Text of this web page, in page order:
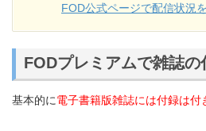
FOD公式ページで配信状況
FODプレミアムで雑誌の
基本的に電子書籍版雑誌には付録は付